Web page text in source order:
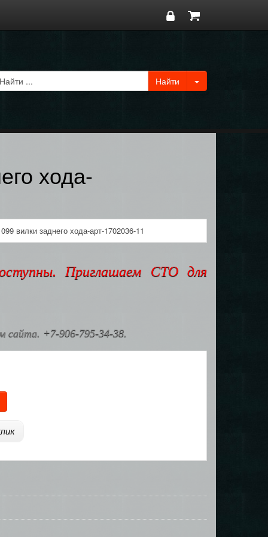
хода-
вилки заднего хода-арт-1702036-11
Приглашаем СТО для
сайта. +7-906-795-34-38.